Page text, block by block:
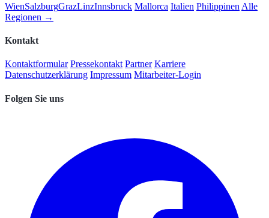
WienSalzburgGrazLinzInnsbruck Mallorca Italien Philippinen Alle
Regionen →
Kontakt
Kontaktformular Pressekontakt Partner Karriere
Datenschutzerklärung Impressum Mitarbeiter-Login
Folgen Sie uns